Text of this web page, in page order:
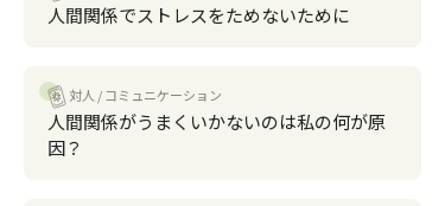
人間関係でストレスをためないために
対人 コミュニケーション
人間関係がうまくいかないのは私の何が原
因？